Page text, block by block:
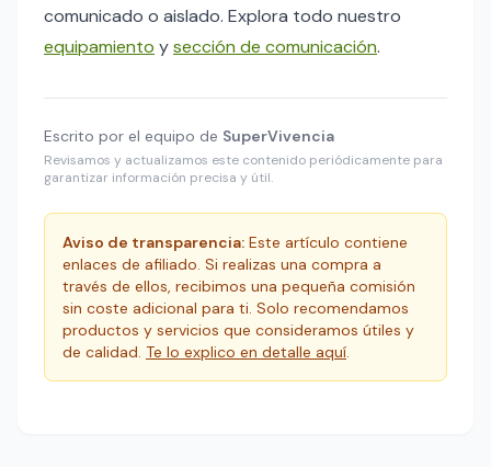
comunicado o aislado. Explora todo nuestro
equipamiento ysección de comunicación.
Escrito por el equipo de SuperVivencia
Revisamos y actualizamos este contenido periódicamente para
garantizar información precisa y útil.
Aviso de transparencia: Este artículo contiene
enlaces de afiliado. Si realizas una compra a
través de ellos, recibimos una pequeña comisión
sin coste adicional para ti. Solo recomendamos
productos y servicios que consideramos útiles y
de calidad. Te lo explico en detalle aquí.